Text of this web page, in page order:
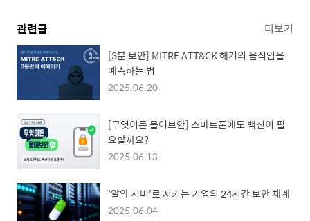
관련글 더보기
[3분 보안] MITRE ATT&CK 해커의 움직임을
예측하는 법
2025.06.20
[무엇이든 물어보안] 스마트폰에도 백신이 필
요할까요?
2025.06.13
'알약 서버'로 지키는 기업의 24시간 보안 체계
2025.06.04